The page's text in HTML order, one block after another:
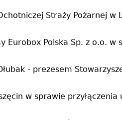
Straży Pożarnej
Eurobox Polska Sp. z o.o. w
- prezesem
w sprawie